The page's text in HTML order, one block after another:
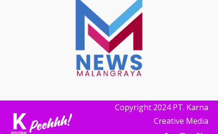
Copyright 2024 PT. Karna
Creative Media